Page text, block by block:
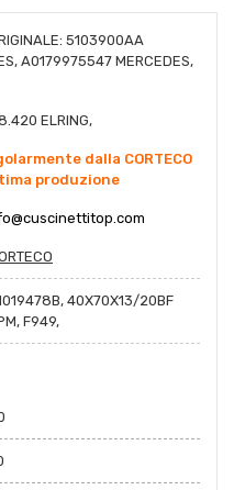
5103900AA
A0179975547 MERCEDES,
ELRING,
dalla CORTECO
produzione
m
40X70X13/20BF
F949,